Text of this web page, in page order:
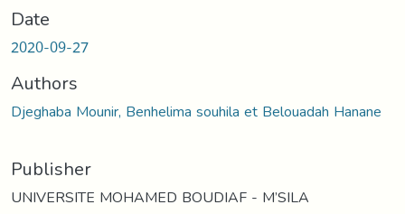
Date
2020-09-27
Authors
Djeghaba Mounir, Benhelima souhila et Belouadah Hanane
Publisher
UNIVERSITE MOHAMED BOUDIAF - M’SILA